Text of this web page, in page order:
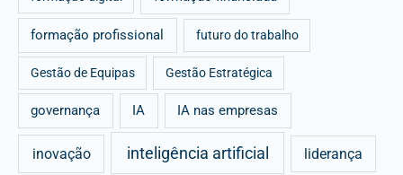
formação profissional futuro do trabalho
Gestão de Equipas Gestão Estratégica
governança IA IA nas empresas
inovação inteligência artificial liderança